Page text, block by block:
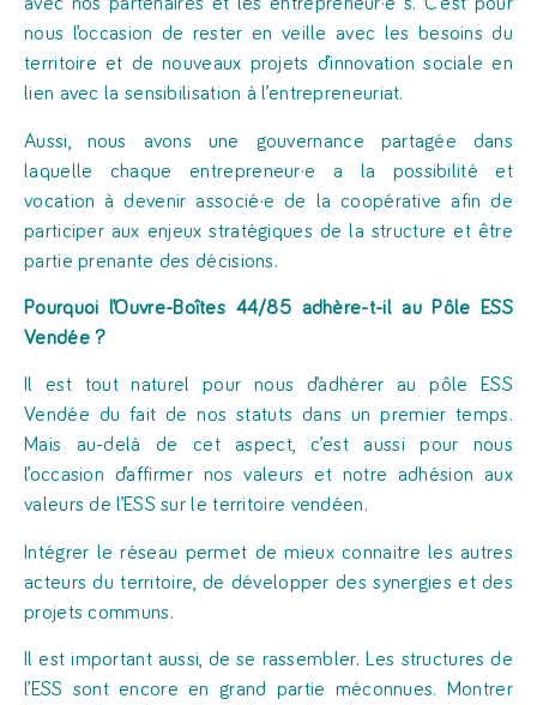
avec nos partenaires et les entrepreneur·e s. C’est pour
nous l’occasion de rester en veille avec les besoins du
territoire et de nouveaux projets d’innovation sociale en
lien avec la sensibilisation à l’entrepreneuriat.
Aussi, nous avons une gouvernance partagée dans
laquelle chaque entrepreneur·e a la possibilité et
vocation à devenir associé·e de la coopérative afin de
participer aux enjeux stratégiques de la structure et être
partie prenante des décisions.
Pourquoi l’Ouvre-Boîtes 44/85 adhère-t-il au Pôle ESS
Vendée ?
Il est tout naturel pour nous d’adhérer au pôle ESS
Vendée du fait de nos statuts dans un premier temps.
Mais au-delà de cet aspect, c’est aussi pour nous
l’occasion d’affirmer nos valeurs et notre adhésion aux
valeurs de l’ESS sur le territoire vendéen.
Intégrer le réseau permet de mieux connaitre les autres
acteurs du territoire, de développer des synergies et des
projets communs.
Il est important aussi, de se rassembler. Les structures de
l’ESS sont encore en grand partie méconnues. Montrer